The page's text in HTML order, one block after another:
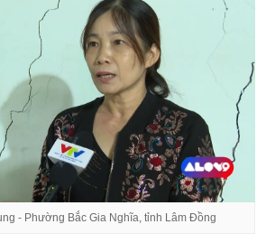
- Phường Bắc Gia Nghĩa, tỉnh Lâm Đồng